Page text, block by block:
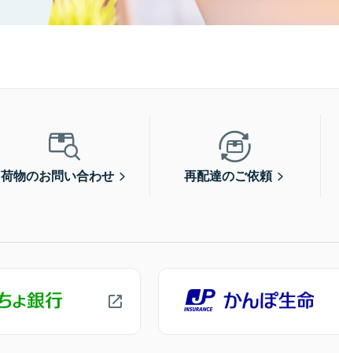
荷物のお問い合わせ 再配達のご依頼